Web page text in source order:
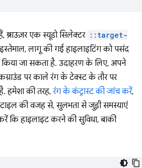
एक स्यूडो सिलेक्टर ::target-
लागू की गई हाइलाइटिंग को पसंद
जा सकता है. उदाहरण के लिए, अपने
पर काले रंग के टेक्स्ट के तौर पर
हमेशा की तरह,रंग के कंट्रास्ट की जांच करें,
की वजह से, सुलभता से जुड़ी समस्याएं
कि हाइलाइट करने की सुविधा, बाकी